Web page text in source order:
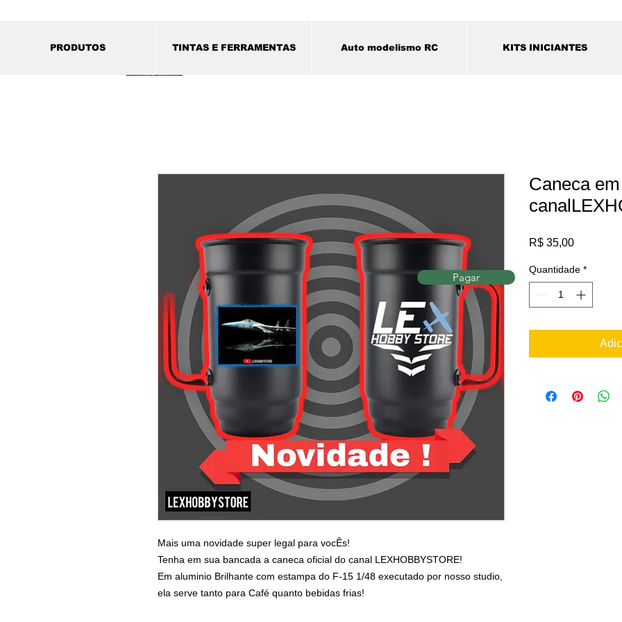
PRODUTOS TINTAS E FERRAMENTAS Auto modelismo RC KITS INICIANTES
Mais uma novidade super legal para vocÊs!
Tenha em sua bancada a caneca oficial do canal LEXHOBBYSTORE!
Em aluminio Brilhante com estampa do F-15 1/48 executado por nosso studio,
ela serve tanto para Café quanto bebidas frias!
Caneca
R$ 35,00Preço
Quantidade *
Pagar